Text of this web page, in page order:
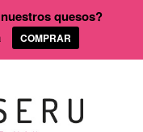
quesos?
COMPRAR